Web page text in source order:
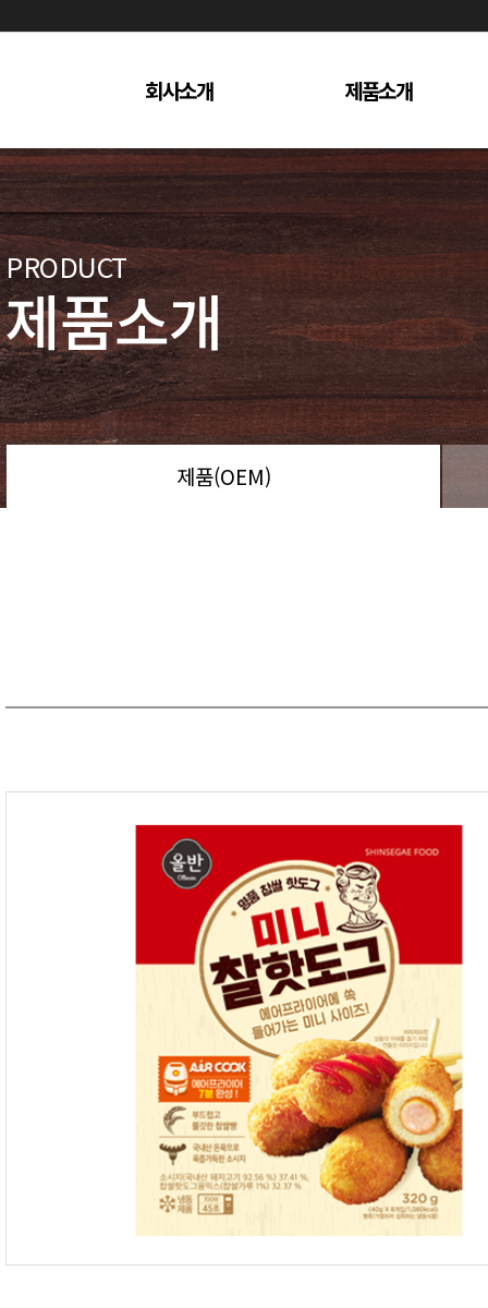
회사소개
인사말
연혁
경영이념
협력사(partners)
오시는 길
제품소개
제품(OEM)
제품(수출)
제품(키큰아이)
PRODUCT
제품소개
제품(OEM)